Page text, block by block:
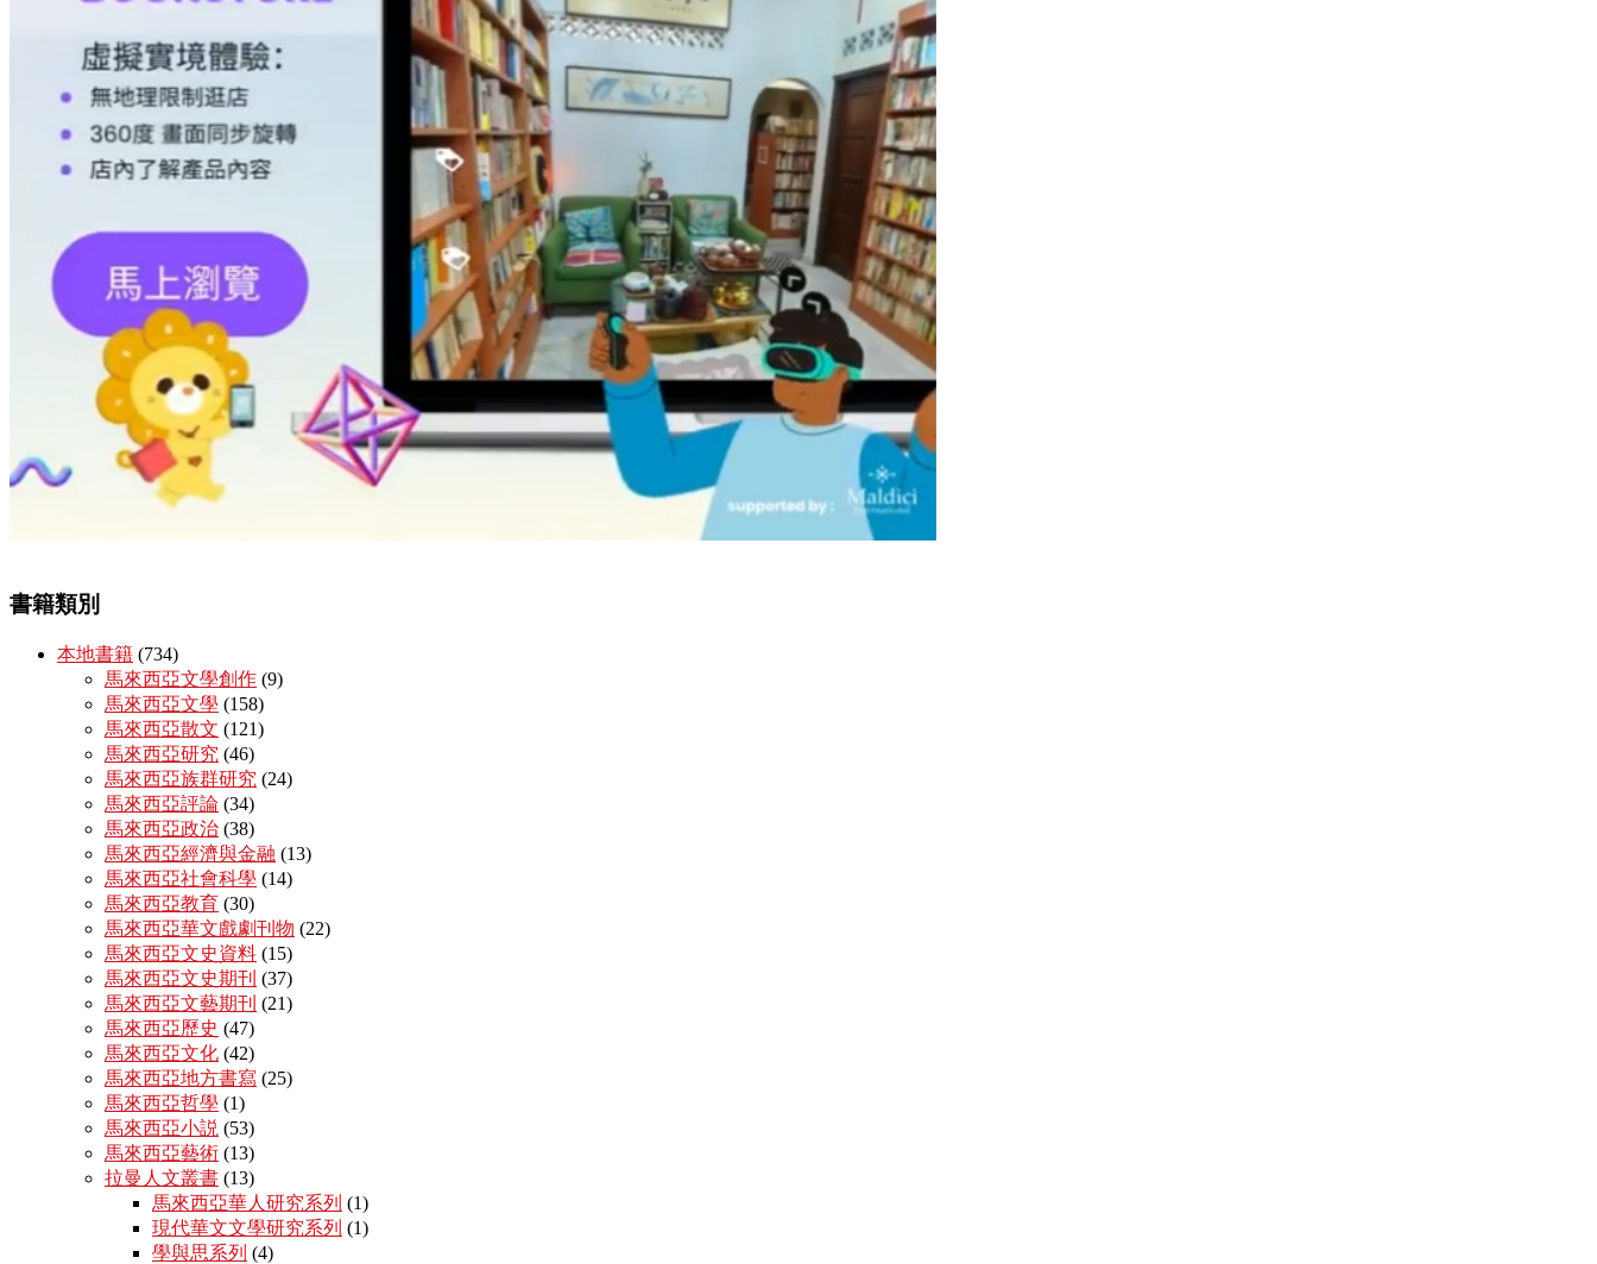
書籍類別
本地書籍 (734)
馬來西亞文學創作 (9)
馬來西亞文學 (158)
馬來西亞散文 (121)
馬來西亞研究 (46)
馬來西亞族群研究 (24)
馬來西亞評論 (34)
馬來西亞政治 (38)
馬來西亞經濟與金融 (13)
馬來西亞社會科學 (14)
馬來西亞教育 (30)
馬來西亞華文戲劇刊物 (22)
馬來西亞文史資料 (15)
馬來西亞文史期刊 (37)
馬來西亞文藝期刊 (21)
馬來西亞歷史 (47)
馬來西亞文化 (42)
馬來西亞地方書寫 (25)
馬來西亞哲學 (1)
馬來西亞小説 (53)
馬來西亞藝術 (13)
拉曼人文叢書 (13)
馬來西亞華人研究系列 (1)
現代華文文學研究系列 (1)
學與思系列 (4)